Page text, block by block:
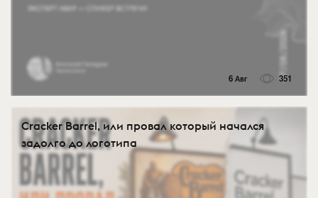
6 Авг 351
Cracker Barrel, или провал который начался
задолго до логотипа